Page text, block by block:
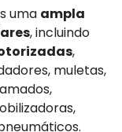
uma ampla
, incluindo
,
muletas,